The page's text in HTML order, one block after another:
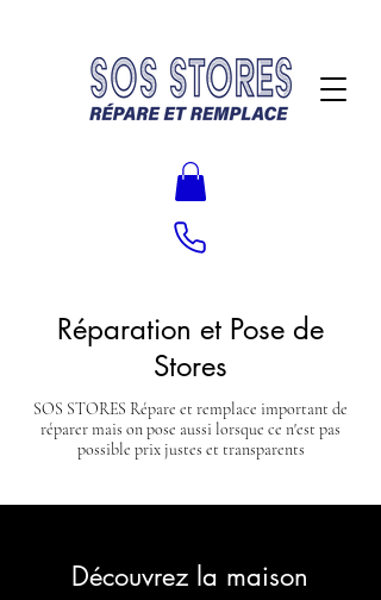
Réparation et Pose de
Stores
SOS STORES Répare et remplace important de
réparer mais on pose aussi lorsque ce n'est pas
possible prix justes et transparents
Découvrez la maison